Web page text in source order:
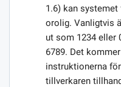
1.6) kan
orolig. Vanligtvis
ut som 1234 eller
6789. Det
instruktionerna
tillverkaren